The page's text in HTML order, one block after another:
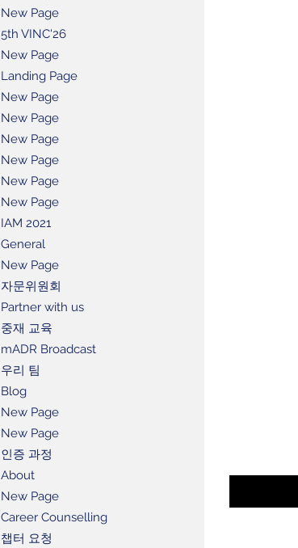
New Page
5th VINC'26
New Page
Landing Page
New Page
New Page
New Page
New Page
New Page
New Page
IAM 2021
General
New Page
자문위원회
Partner with us
중재 교육
mADR Broadcast
우리 팀
Blog
New Page
New Page
인증 과정
About
New Page
Career Counselling
챕터 요청